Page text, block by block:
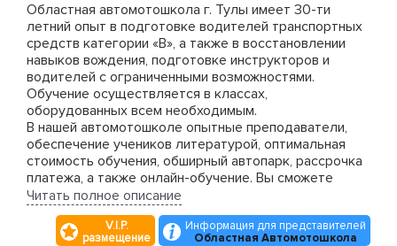
Областная автомотошкола г. Тулы имеет 30-ти
летний опыт в подготовке водителей транспортных
средств категории «В», а также в восстановлении
навыков вождения, подготовке инструкторов и
водителей с ограниченными возможностями.
Обучение осуществляется в классах,
оборудованных всем необходимым.
В нашей автомотошколе опытные преподаватели,
обеспечение учеников литературой, оптимальная
стоимость обучения, обширный автопарк, рассрочка
платежа, а также онлайн-обучение. Вы сможете
сдать экзамен на сайте.
Приходите к нам, и мы сделаем из Вас настоящего
водителя!
Читать полное описание
V.I.P.
размещение
Информация для представителей
Областная Автомотошкола